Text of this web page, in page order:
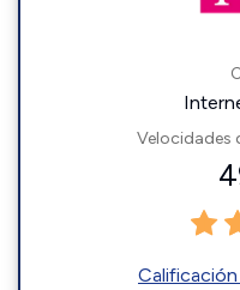
Velocidades